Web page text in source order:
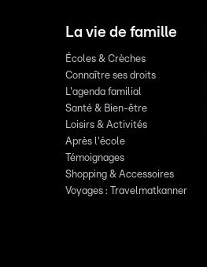
La vie de famille
Écoles & Crèches
Connaître ses droits
L'agenda familial
Santé & Bien-être
Loisirs & Activités
Après l'école
Témoignages
Shopping & Accessoires
Voyages : Travelmatkanner